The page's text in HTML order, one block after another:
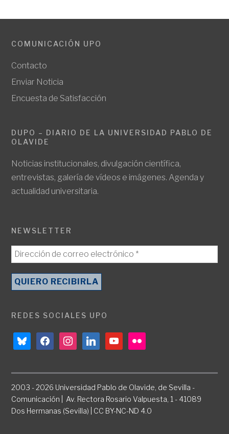
COMUNICACIÓN UPO
Contacto
Enviar Noticia
Encuesta de Satisfacción
DUPO – DIARIO DE LA UNIVERSIDAD PABLO DE
OLAVIDE
Noticias institucionales, divulgación científica,
entrevistas, galería de vídeos e imágenes. Agenda y
actualidad universitaria.
NEWSLETTER
REDES SOCIALES UPO
blueskyfacebookinstagramlinkedinyoutubeflickr
2003 - 2026 Universidad Pablo de Olavide, de Sevilla -
Comunicación | Av. Rectora Rosario Valpuesta, 1 - 41089
Dos Hermanas (Sevilla) | CC BY-NC-ND 4.0